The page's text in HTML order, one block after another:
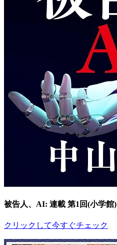
被告人、AI: 連載 第1回(小学館)
クリックして今すぐチェック